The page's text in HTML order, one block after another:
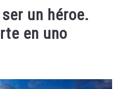
un héroe.
en uno